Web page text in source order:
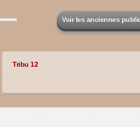
Voir les anciennes
Tribu 12